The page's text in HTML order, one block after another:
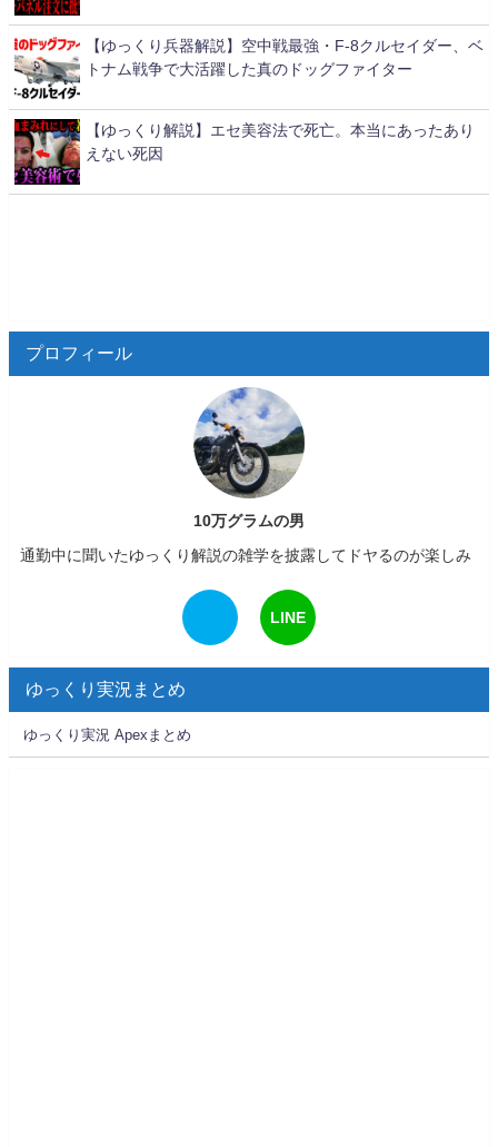
【ゆっくり兵器解説】空中戦最強・F-8クルセイダー、ベ
トナム戦争で大活躍した真のドッグファイター
【ゆっくり解説】エセ美容法で死亡。本当にあったあり
えない死因
プロフィール
10万グラムの男
通勤中に聞いたゆっくり解説の雑学を披露してドヤるのが楽しみ
LINE
ゆっくり実況まとめ
ゆっくり実況 Apexまとめ